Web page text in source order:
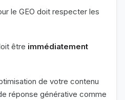
le GEO doit respecter les
être immédiatement
de votre contenu
réponse générative comme